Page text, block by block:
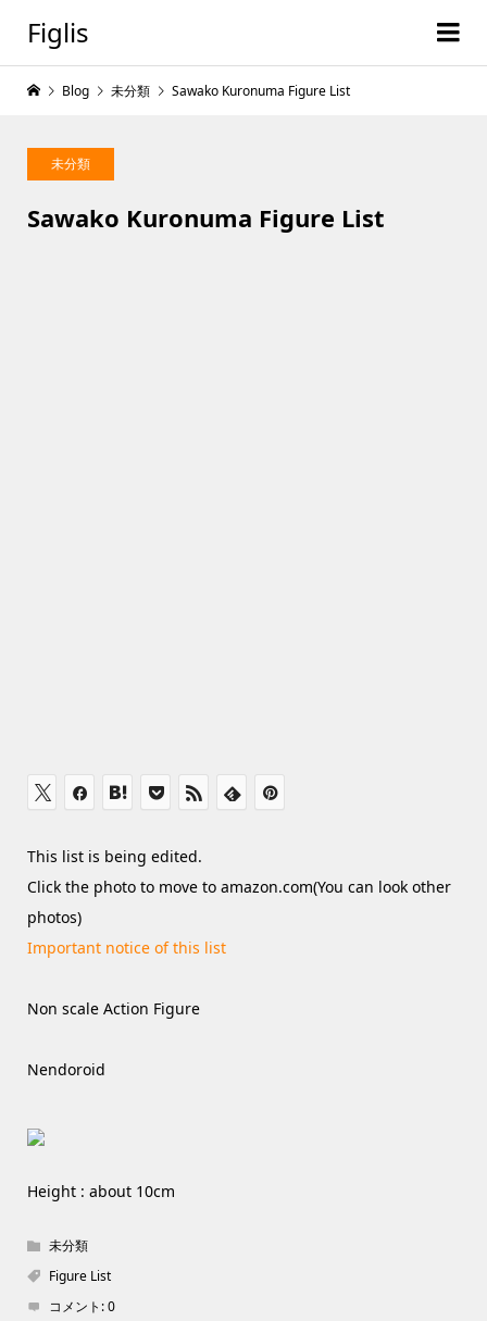
Figlis
未分類
Sawako Kuronuma Figure List
Blog 未分類 Sawako Kuronuma Figure List
This list is being edited.
Click the photo to move to amazon.com(You can look other
photos)
Important notice of this list
Non scale Action Figure
Nendoroid
Height : about 10cm
未分類
Figure List
コメント:0